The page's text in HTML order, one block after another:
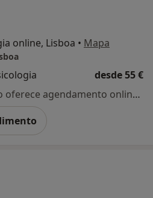
online, Lisboa • Mapa
desde 55 €
Esse especialista não oferece agendamento online para esse endereço.